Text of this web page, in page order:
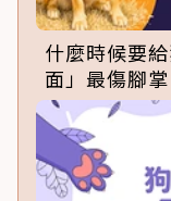
什麼時候要
面」最傷腳